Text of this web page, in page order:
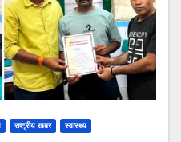
राष्ट्रीय खबर स्वास्थ्य